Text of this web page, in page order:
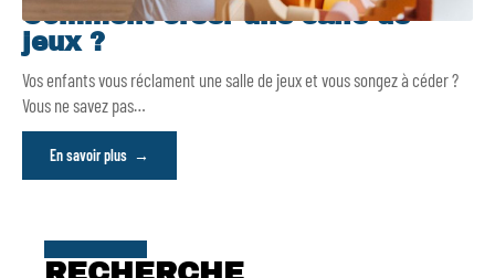
Comment créer une salle de
jeux ?
Vos enfants vous réclament une salle de jeux et vous songez à céder ?
Vous ne savez pas…
En savoir plus